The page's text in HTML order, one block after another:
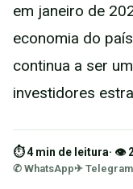
em janeiro de
economia do
continua a ser
investidores
⏱ 4 min de leitura· 👁
✆ WhatsApp✈ Telegram